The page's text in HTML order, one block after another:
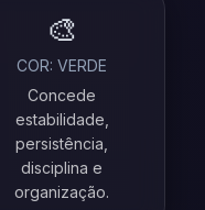
🎨
COR: VERDE
Concede
estabilidade,
persistência,
disciplina e
organização.